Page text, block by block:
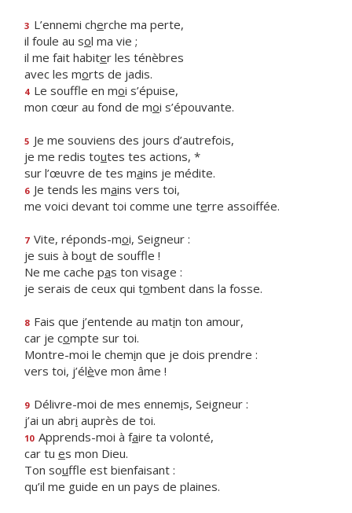
3 L’ennemi cherche ma perte,
il foule au sol ma vie ;
il me fait habiter les ténèbres
avec les morts de jadis.
4 Le souffle en moi s’épuise,
mon cœur au fond de moi s’épouvante.
5 Je me souviens des jours d’autrefois,
je me redis toutes tes actions, *
sur l’œuvre de tes mains je médite.
6 Je tends les mains vers toi,
me voici devant toi comme une terre assoiffée.
7 Vite, réponds-moi, Seigneur :
je suis à bout de souffle !
Ne me cache pas ton visage :
je serais de ceux qui tombent dans la fosse.
8 Fais que j’entende au matin ton amour,
car je compte sur toi.
Montre-moi le chemin que je dois prendre :
vers toi, j’élève mon âme !
9 Délivre-moi de mes ennemis, Seigneur :
j’ai un abri auprès de toi.
10 Apprends-moi à faire ta volonté,
car tu es mon Dieu.
Ton souffle est bienfaisant :
qu’il me guide en un pays de plaines.